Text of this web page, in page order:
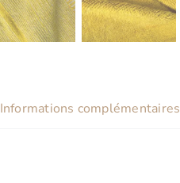
Informations complémentaires